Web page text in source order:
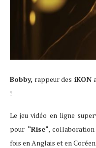
Bobby, rappeur des iKON
!
Le jeu vidéo en ligne
pour “Rise“,
fois en Anglais et en Coréen.